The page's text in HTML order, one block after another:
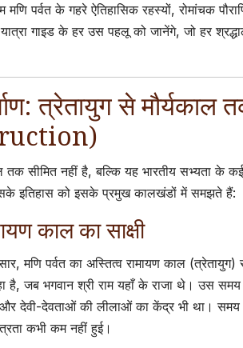
मणि पर्वत के गहरे ऐतिहासिक रहस्यों, रोमांचक
गाइड के हर उस पहलू को जानेंगे, जो हर
त्रेतायुग से
सीमित नहीं है, बल्कि यह भारतीय सभ्यता के कई
इतिहास को इसके प्रमुख कालखंडों में समझते हैं:
काल का साक्षी
मणि पर्वत का अस्तित्व रामायण काल
है, जब भगवान श्री राम यहाँ के राजा थे। उस
और देवी-देवताओं की लीलाओं का केंद्र भी था।
कभी कम नहीं हुई।